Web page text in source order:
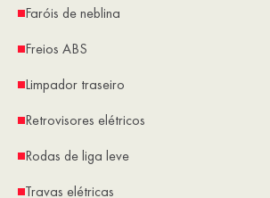
Faróis de neblina
Freios ABS
Limpador traseiro
Retrovisores elétricos
Rodas de liga leve
Travas elétricas